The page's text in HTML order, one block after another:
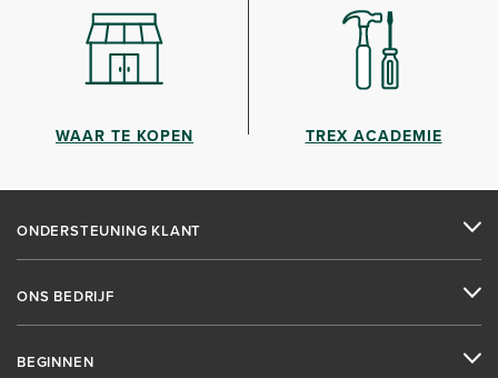
WAAR TE KOPEN TREX ACADEMIE
ONDERSTEUNING KLANT
ONS BEDRIJF
BEGINNEN